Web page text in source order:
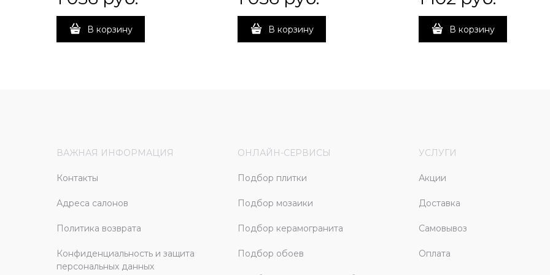
В корзину В корзину В корзину
ВАЖНАЯ ИНФОРМАЦИЯ
Контакты
Адреса салонов
Политика возврата
Конфиденциальность и защита
персональных данных
ОНЛАЙН-СЕРВИСЫ
Подбор плитки
Подбор мозаики
Подбор керамогранита
Подбор обоев
УСЛУГИ
Акции
Доставка
Самовывоз
Оплата